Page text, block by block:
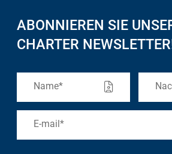
ABONNIEREN SIE
CHARTER